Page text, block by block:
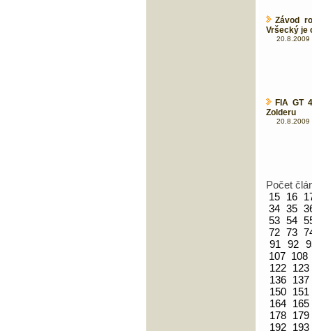
Závod
Vršecký je
20.8.2009
FIA GT
Zolderu
20.8.2009
Počet
15 16
34 35
53 54
72 73
91
92
107 108
122
123
136
137
150
151
164
165
178
179
192
193